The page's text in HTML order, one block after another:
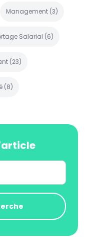
Management (3)
Salarial (6)
(23)
(8)